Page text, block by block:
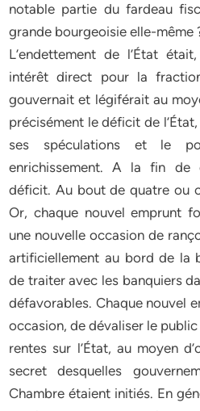
notable partie du fardeau
grande bourgeoisie elle-même
L’endettement de l’État
intérêt direct pour la
gouvernait et légiférait au
précisément le déficit de
ses spéculations et le
enrichissement. A la fin de
déficit. Au bout de quatre ou
Or, chaque nouvel emprunt
une nouvelle occasion de
artificiellement au bord de la
de traiter avec les banquiers
défavorables. Chaque nouvel
occasion, de dévaliser le
rentes sur l’État, au moyen
secret desquelles
Chambre étaient initiés. En